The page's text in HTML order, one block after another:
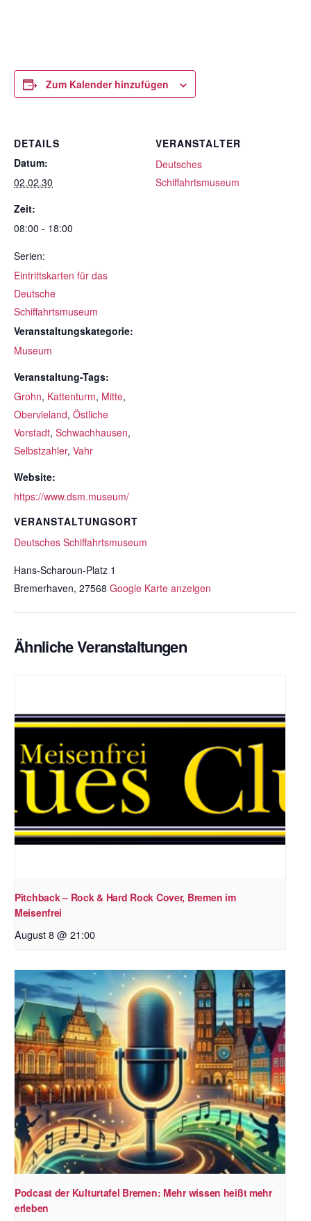
Zum Kalender hinzufügen
DETAILS
Datum:
02.02.30
Zeit:
08:00 - 18:00
Serien:
Eintrittskarten für das
Deutsche
Schiffahrtsmuseum
Veranstaltungskategorie:
Museum
Veranstaltung-Tags:
Grohn, Kattenturm, Mitte,
Obervieland, Östliche
Vorstadt, Schwachhausen,
Selbstzahler, Vahr
Website:
https://www.dsm.museum/
VERANSTALTUNGSORT
Deutsches Schiffahrtsmuseum
Hans-Scharoun-Platz 1
Bremerhaven, 27568 Google Karte anzeigen
VERANSTALTER
Deutsches
Schiffahrtsmuseum
Ähnliche Veranstaltungen
Pitchback – Rock & Hard Rock Cover, Bremen im
Meisenfrei
August 8 @ 21:00
Podcast der Kulturtafel Bremen: Mehr wissen heißt mehr
erleben